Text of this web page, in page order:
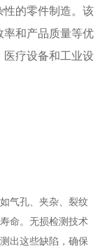
性的零件制造。该
率和产品质量等优
医疗设备和工业设
气孔、夹杂、裂纹
命。无损检测技术
出这些缺陷，确保